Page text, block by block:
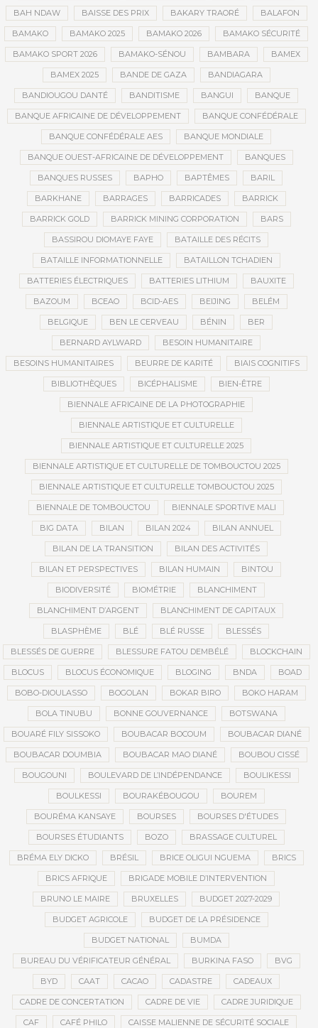
BAH NDAW BAISSE DES PRIX BAKARY TRAORÉ BALAFON
BAMAKO BAMAKO 2025 BAMAKO 2026 BAMAKO SÉCURITÉ
BAMAKO SPORT 2026 BAMAKO-SÉNOU BAMBARA BAMEX
BAMEX 2025 BANDE DE GAZA BANDIAGARA
BANDIOUGOU DANTÉ BANDITISME BANGUI BANQUE
BANQUE AFRICAINE DE DÉVELOPPEMENT BANQUE CONFÉDÉRALE
BANQUE CONFÉDÉRALE AES BANQUE MONDIALE
BANQUE OUEST-AFRICAINE DE DÉVELOPPEMENT BANQUES
BANQUES RUSSES BAPHO BAPTÊMES BARIL
BARKHANE BARRAGES BARRICADES BARRICK
BARRICK GOLD BARRICK MINING CORPORATION BARS
BASSIROU DIOMAYE FAYE BATAILLE DES RÉCITS
BATAILLE INFORMATIONNELLE BATAILLON TCHADIEN
BATTERIES ÉLECTRIQUES BATTERIES LITHIUM BAUXITE
BAZOUM BCEAO BCID-AES BEIJING BELÉM
BELGIQUE BEN LE CERVEAU BÉNIN BER
BERNARD AYLWARD BESOIN HUMANITAIRE
BESOINS HUMANITAIRES BEURRE DE KARITÉ BIAIS COGNITIFS
BIBLIOTHÈQUES BICÉPHALISME BIEN-ÊTRE
BIENNALE AFRICAINE DE LA PHOTOGRAPHIE
BIENNALE ARTISTIQUE ET CULTURELLE
BIENNALE ARTISTIQUE ET CULTURELLE 2025
BIENNALE ARTISTIQUE ET CULTURELLE DE TOMBOUCTOU 2025
BIENNALE ARTISTIQUE ET CULTURELLE TOMBOUCTOU 2025
BIENNALE DE TOMBOUCTOU BIENNALE SPORTIVE MALI
BIG DATA BILAN BILAN 2024 BILAN ANNUEL
BILAN DE LA TRANSITION BILAN DES ACTIVITÉS
BILAN ET PERSPECTIVES BILAN HUMAIN BINTOU
BIODIVERSITÉ BIOMÉTRIE BLANCHIMENT
BLANCHIMENT D’ARGENT BLANCHIMENT DE CAPITAUX
BLASPHÈME BLÉ BLÉ RUSSE BLESSÉS
BLESSÉS DE GUERRE BLESSURE FATOU DEMBÉLÉ BLOCKCHAIN
BLOCUS BLOCUS ÉCONOMIQUE BLOGING BNDA BOAD
BOBO-DIOULASSO BOGOLAN BOKAR BIRO BOKO HARAM
BOLA TINUBU BONNE GOUVERNANCE BOTSWANA
BOUARÉ FILY SISSOKO BOUBACAR BOCOUM BOUBACAR DIANÉ
BOUBACAR DOUMBIA BOUBACAR MAO DIANÉ BOUBOU CISSÉ
BOUGOUNI BOULEVARD DE L’INDÉPENDANCE BOULIKESSI
BOULKESSI BOURAKÉBOUGOU BOUREM
BOURÉMA KANSAYE BOURSES BOURSES D'ÉTUDES
BOURSES ÉTUDIANTS BOZO BRASSAGE CULTUREL
BRÉMA ELY DICKO BRÉSIL BRICE OLIGUI NGUEMA BRICS
BRICS AFRIQUE BRIGADE MOBILE D’INTERVENTION
BRUNO LE MAIRE BRUXELLES BUDGET 2027-2029
BUDGET AGRICOLE BUDGET DE LA PRÉSIDENCE
BUDGET NATIONAL BUMDA
BUREAU DU VÉRIFICATEUR GÉNÉRAL BURKINA FASO BVG
BYD CAAT CACAO CADASTRE CADEAUX
CADRE DE CONCERTATION CADRE DE VIE CADRE JURIDIQUE
CAF CAFÉ PHILO CAISSE MALIENNE DE SÉCURITÉ SOCIALE